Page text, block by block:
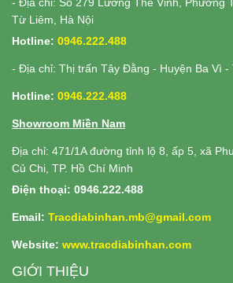
Từ Liêm, Hà Nội
Hotline: 0946.222.488
- Địa chỉ: Thị trấn Tây Đằng - Huyện Ba Vì -
Hotline: 0946.222.488
Showroom Miền Nam
Địa chỉ: 471/1A đường tỉnh lộ 8, ấp 5, xã
Củ Chi, TP. Hồ Chí Minh
Điện thoại: 0946.222.488
Email: Tracdiabinhan.mb@gmail.com
Website: www.tracdiabinhan.com
GIỚI THIỆU